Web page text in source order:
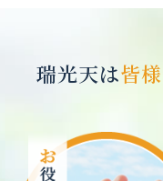
瑞光天は皆様